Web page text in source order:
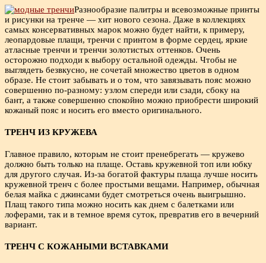
Разнообразие палитры и всевозможные принты
и рисунки на тренче — хит нового сезона. Даже в коллекциях
самых консервативных марок можно будет найти, к примеру,
леопардовые плащи, тренчи с принтом в форме сердец, яркие
атласные тренчи и тренчи золотистых оттенков. Очень
осторожно подходи к выбору остальной одежды. Чтобы не
выглядеть безвкусно, не сочетай множество цветов в одном
образе. Не стоит забывать и о том, что завязывать пояс можно
совершенно по-разному: узлом спереди или сзади, сбоку на
бант, а также совершенно спокойно можно приобрести широкий
кожаный пояс и носить его вместо оригинального.
ТРЕНЧ ИЗ КРУЖЕВА
Главное правило, которым не стоит пренебрегать — кружево
должно быть только на плаще. Оставь кружевной топ или юбку
для другого случая. Из-за богатой фактуры плаща лучше носить
кружевной тренч с более простыми вещами. Например, обычная
белая майка с джинсами будет смотреться очень выигрышно.
Плащ такого типа можно носить как днем с балетками или
лоферами, так и в темное время суток, превратив его в вечерний
вариант.
ТРЕНЧ С КОЖАНЫМИ ВСТАВКАМИ